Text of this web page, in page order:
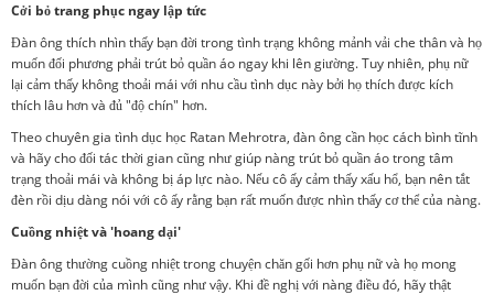
Cởi bỏ trang phục ngay lập tức
Đàn ông thích nhìn thấy bạn đời trong tình trạng không mảnh vải che thân và họ
muốn đối phương phải trút bỏ quần áo ngay khi lên giường. Tuy nhiên, phụ nữ
lại cảm thấy không thoải mái với nhu cầu tình dục này bởi họ thích được kích
thích lâu hơn và đủ "độ chín" hơn.
Theo chuyên gia tình dục học Ratan Mehrotra, đàn ông cần học cách bình tĩnh
và hãy cho đối tác thời gian cũng như giúp nàng trút bỏ quần áo trong tâm
trạng thoải mái và không bị áp lực nào. Nếu cô ấy cảm thấy xấu hổ, bạn nên tắt
đèn rồi dịu dàng nói với cô ấy rằng bạn rất muốn được nhìn thấy cơ thể của nàng.
Cuồng nhiệt và 'hoang dại'
Đàn ông thường cuồng nhiệt trong chuyện chăn gối hơn phụ nữ và họ mong
muốn bạn đời của mình cũng như vậy. Khi đề nghị với nàng điều đó, hãy thật